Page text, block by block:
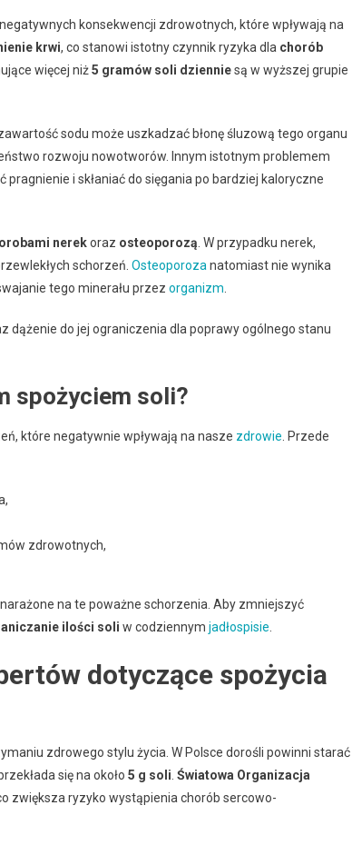
konsekwencji zdrowotnych, które wpływają na
krwi, co stanowi istotny czynnik ryzyka dla chorób
więcej niż5 gramów soli dzienniesą w wyższej grupie
zawartość sodu może uszkadzać błonę śluzową tego organu
rozwoju nowotworów. Innym istotnym problemem
pragnienie i skłaniać do sięgania po bardziej kaloryczne
nerekoraz osteoporozą . W przypadku nerek,
schorzeń. Osteoporoza natomiast nie wynika
tego minerału przez organizm
dążenie do jej ograniczenia dla poprawy ogólnego stanu
spożyciem soli?
które negatywnie wpływają na nasze zdrowie . Przede
zdrowotnych,
na te poważne schorzenia. Aby zmniejszyć
ilości soli w codziennym jadłospisie
dotyczące spożycia
zdrowego stylu życia. W Polsce dorośli powinni starać
się na około 5 g soli Światowa Organizacja
zwiększa ryzyko wystąpienia chorób sercowo-